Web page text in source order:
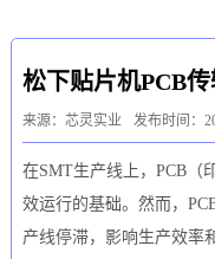
松下贴片机PCB
来源：芯灵实业 发布时间：
在SMT生产线上，PCB（
效运行的基础。然而，
产线停滞，影响生产效率